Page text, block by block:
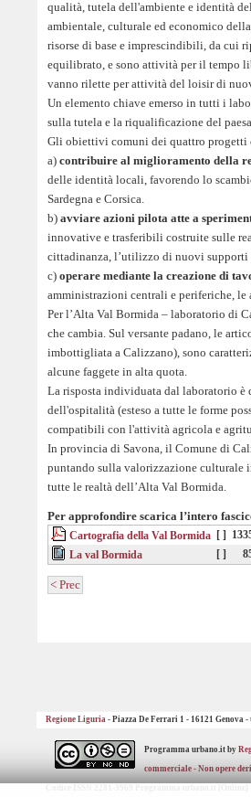
qualità, tutela dell'ambiente e identità
ambientale, culturale ed economico
risorse di base e imprescindibili, da cui
equilibrato, e sono attività per il tempo
vanno rilette per attività del loisir di
Un elemento chiave emerso in tutti i
sulla tutela e la riqualificazione del
Gli obiettivi comuni dei quattro progetti
a) contribuire al miglioramento della
delle identità locali, favorendo lo
Sardegna e Corsica.
b) avviare azioni pilota atte a
innovative e trasferibili costruite sulle
cittadinanza, l’utilizzo di nuovi
c) operare mediante la creazione di
amministrazioni centrali e periferiche,
Per l’Alta Val Bormida – laboratorio di
che cambia. Sul versante padano, le
imbottigliata a Calizzano), sono
alcune faggete in alta quota.
La risposta individuata dal laboratorio è
dell'ospitalità (esteso a tutte le forme
compatibili con l'attività agricola e
In provincia di Savona, il Comune di
puntando sulla valorizzazione culturale
tutte le realtà dell’Alta Val Bormida.
Per approfondire scarica l’intero
Cartografia della Val Bormida [ ]
La val Bormida
[ ]
< Prec
Regione Liguria - Piazza De Ferrari 1 - 16121 Genova
Programma urbano.it by
commerciale - Non opere